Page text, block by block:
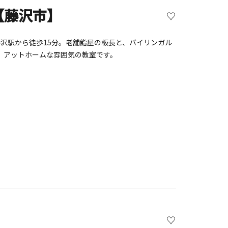
沢市】
駅から徒歩15分。老舗鮨屋の板長と、バイリンガル
ットホームな雰囲気の教室です。